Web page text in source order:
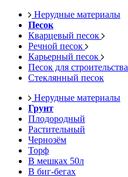
Нерудные материалы
Песок
Кварцевый песок
Речной песок
Карьерный песок
Песок для строительства
Стеклянный песок
Нерудные материалы
Грунт
Плодородный
Растительный
Чернозём
Торф
В мешках 50л
В биг-бегах